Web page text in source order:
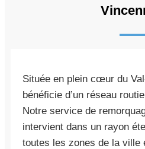
Située en plein cœur du
bénéficie d’un réseau
Notre service de
intervient dans un rayon
toutes les zones de la ville